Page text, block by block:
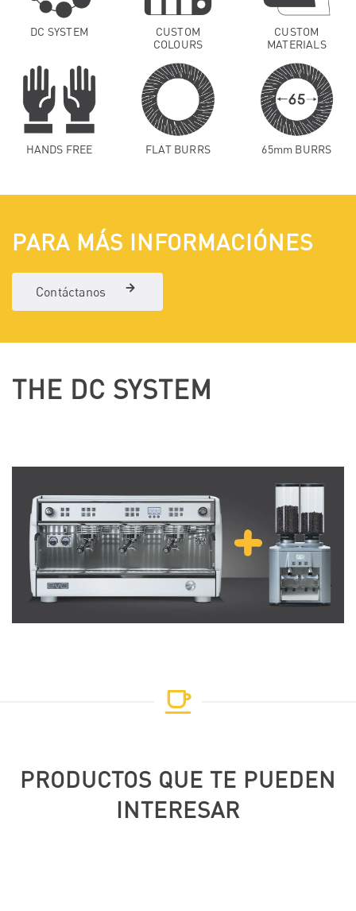
DC SYSTEM
CUSTOM
COLOURS
CUSTOM
MATERIALS
HANDS FREE FLAT BURRS 65mm BURRS
PARA MÁS INFORMACIÓNES
Contáctanos
THE DC SYSTEM
PRODUCTOS QUE TE PUEDEN
INTERESAR